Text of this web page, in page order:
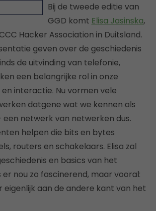
Bij de tweede editie van
GGD komt Elisa Jasinska,
Hacker Association in Duitsland.
geven over de geschiedenis
de uitvinding van telefonie,
een belangrijke rol in onze
interactie. Nu vormen vele
datgene wat we kennen als
een netwerk van netwerken dus.
helpen die bits en bytes
routers en schakelaars. Elisa zal
en basics van het
nou zo fascinerend, maar vooral:
aan de andere kant van het